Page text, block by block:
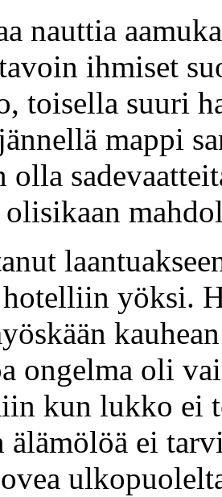
nauttia
ihmiset
toisella suuri
mappi
olla
olisikaan
hotelliin yöksi.
ongelma oli
kun lukko ei
älämölöä ei
ovea